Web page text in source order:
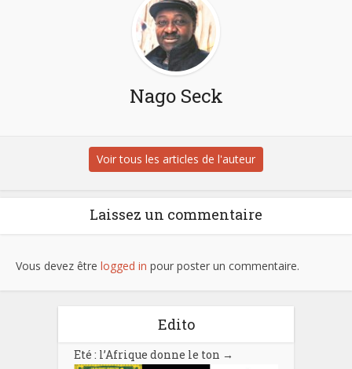
Nago Seck
Voir tous les articles de l'auteur
Laissez un commentaire
Vous devez être logged in pour poster un commentaire.
Edito
Eté : l’Afrique donne le ton →